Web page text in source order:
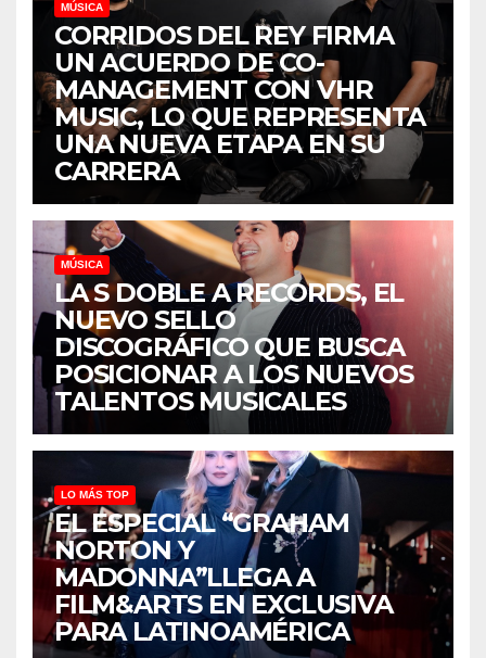
MÚSICA
CORRIDOS DEL REY FIRMA
UN ACUERDO DE CO-
MANAGEMENT CON VHR
MUSIC, LO QUE REPRESENTA
UNA NUEVA ETAPA EN SU
CARRERA
MÚSICA
LA S DOBLE A RECORDS, EL
NUEVO SELLO
DISCOGRÁFICO QUE BUSCA
POSICIONAR A LOS NUEVOS
TALENTOS MUSICALES
LO MÁS TOP
EL ESPECIAL “GRAHAM
NORTON Y
MADONNA”LLEGA A
FILM&ARTS EN EXCLUSIVA
PARA LATINOAMÉRICA